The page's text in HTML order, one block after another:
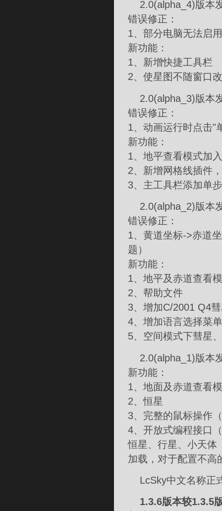
2.0(alpha_4)版
错误修正：
1、部分电脑无法启
新功能：
1、新增快捷工具栏
2、使星图不随窗口
2.0(alpha_3)版
错误修正：
1、动画运行时点击"
新功能：
1、地平查看模式加
2、新增网格线插件
3、主工具栏添加单
2.0(alpha_2)版
错误修正：
1、黄道坐标->赤道
题）
新功能：
1、地平及赤道查看
2、帮助文件
3、增加C/2001 Q4
4、增加语言选择菜
5、空间模式下彗星
2.0(alpha_1)版
新功能：
1、地面及赤道查看
2、恒星
3、完整的鼠标操作
4、开放式编程接口
恒星、行星、小天体
加载，对于配置不高
LcSky中文名称
1.3.6版本较1.3.5